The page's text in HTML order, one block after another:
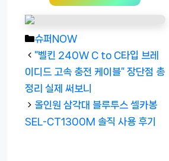
카
테
고
리
슈퍼NOW
“벨킨 240W C to C타입 브레
이디드 고속 충전 케이블” 장단점 총
정리 실제 써보니
올인원 삼각대 블루투스 셀카봉
SEL-CT1300M 솔직 사용 후기